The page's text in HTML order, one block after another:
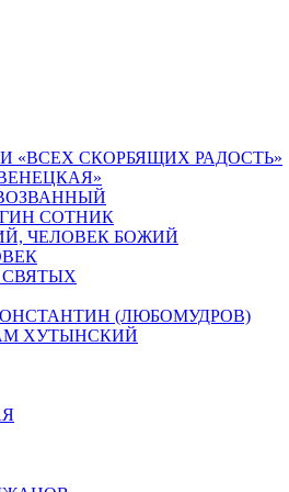
«ВСЕХ СКОРБЯЩИХ РАДОСТЬ»
СОТНИК
ЧЕЛОВЕК БОЖИЙ
(ЛЮБОМУДРОВ)
ХУТЫНСКИЙ